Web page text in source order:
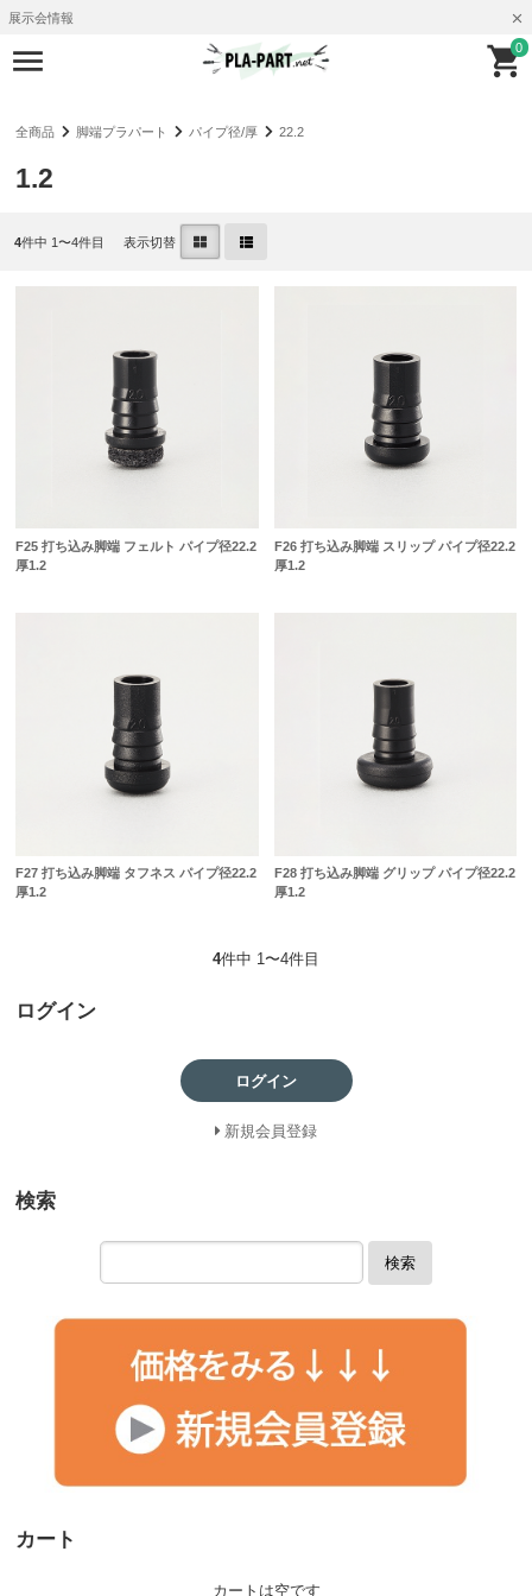
展示会情報
0
全商品 脚端プラパート パイプ径/厚 22.2
1.2
4件中 1〜4件目 表示切替
F25 打ち込み脚端 フェルト パイプ径22.2
厚1.2
F26 打ち込み脚端 スリップ パイプ径22.2
厚1.2
F27 打ち込み脚端 タフネス パイプ径22.2
厚1.2
F28 打ち込み脚端 グリップ パイプ径22.2
厚1.2
4件中 1〜4件目
ログイン
ログイン
新規会員登録
検索
検索
カート
カートは空です